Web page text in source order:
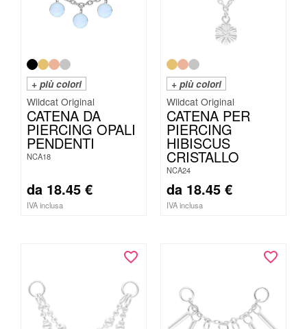
+ più colori
Wildcat Original
CATENA DA
PIERCING OPALI
PENDENTI
NCA18
da 18.45 €
IVA inclusa
+ più colori
Wildcat Original
CATENA PER
PIERCING
HIBISCUS
CRISTALLO
NCA24
da 18.45 €
IVA inclusa